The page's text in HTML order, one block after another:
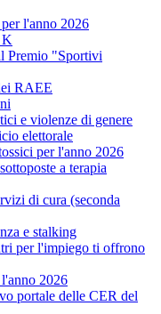
l'anno 2026
K
Premio "Sportivi
RAEE
e violenze di genere
elettorale
per l'anno 2026
a terapia
di cura (seconda
e stalking
per l'impiego ti offrono
2026
portale delle CER del